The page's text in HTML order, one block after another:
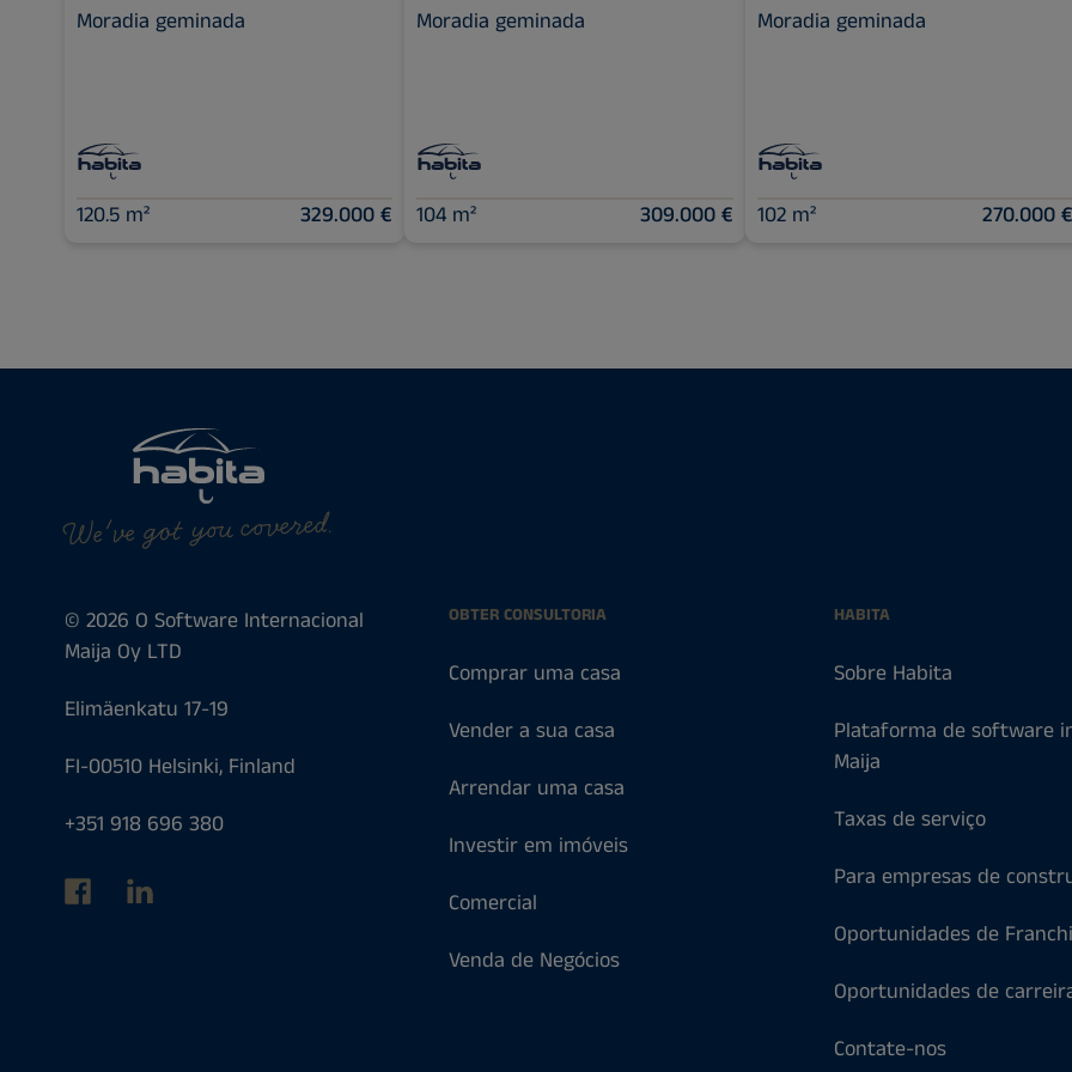
Moradia geminada
120.5 m² 329.000 €
Moradia geminada
104 m² 309.000 €
Moradia geminada
102 m² 270.000 €
We've got you covered.
OBTER CONSULTORIA
Comprar uma casa
Vender a sua casa
Arrendar uma casa
Investir em imóveis
Comercial
Venda de Negócios
HABITA
Sobre Habita
Plataforma de software
Maija
Taxas de serviço
Para empresas de
Oportunidades de
Oportunidades de
Contate-nos
© 2026 O Software Internacional
Maija Oy LTD
Elimäenkatu 17-19
FI-00510 Helsinki, Finland
+351 918 696 380